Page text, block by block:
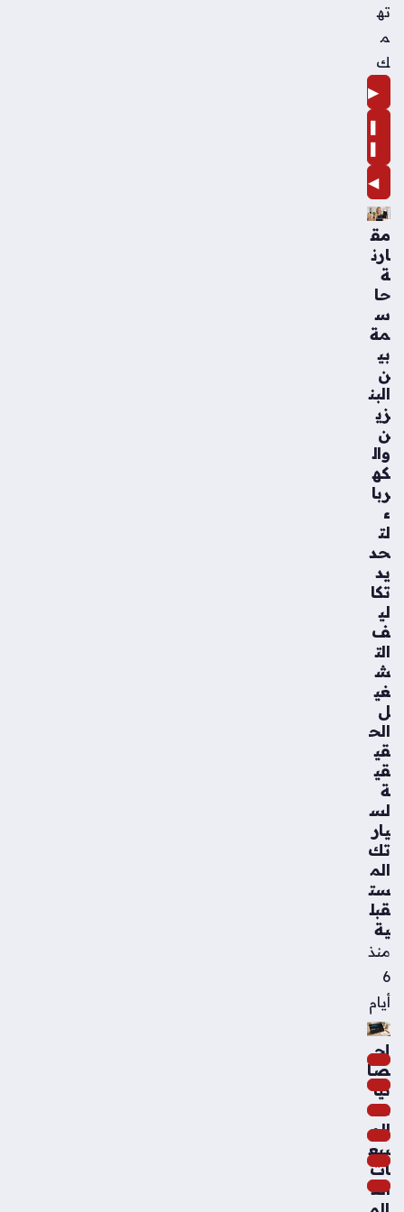
ته
م
ك
▶
❚
❚
◀
مق
ارن
ة
حا
س
مة
بي
ن
البن
زي
ن
وال
كه
ربا
ء
لت
حد
يد
تكا
لي
ف
الت
ش
غي
ل
الح
قي
قي
ة
لس
يار
تك
الم
ست
قبل
ية
منذ
6
أيام
إح
صا
ئيا
ت
الم
بيع
ات
الع